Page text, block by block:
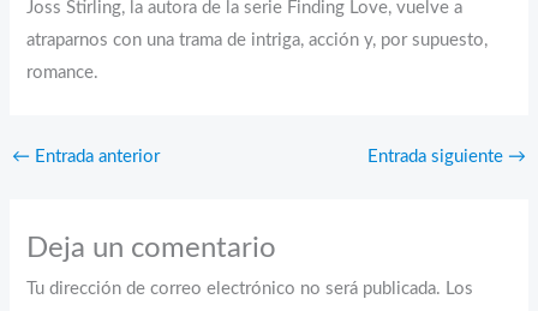
Joss Stirling, la autora de la serie Finding Love, vuelve a
atraparnos con una trama de intriga, acción y, por supuesto,
romance.
← Entrada anterior Entrada siguiente →
Deja un comentario
Tu dirección de correo electrónico no será publicada. Los